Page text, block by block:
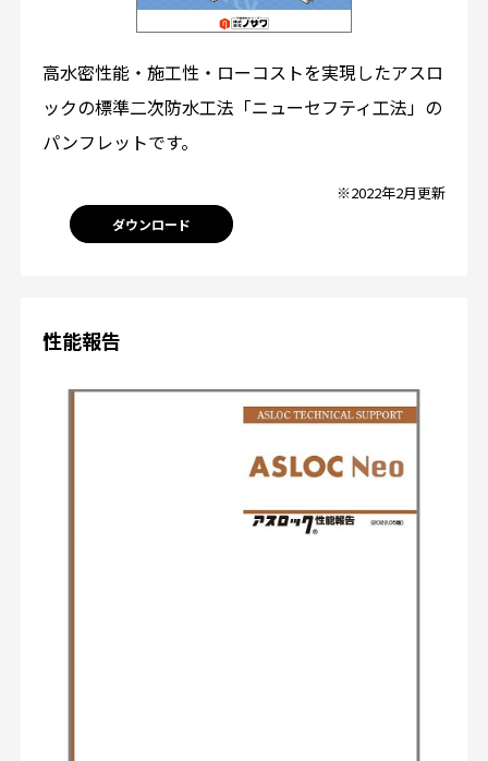
高水密性能・施工性・ローコストを実現したアスロ
ックの標準二次防水工法「ニューセフティ工法」の
パンフレットです。
※2022年2月更新
ダウンロード
性能報告